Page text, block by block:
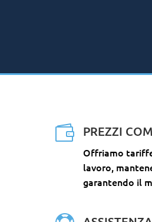
 PREZZI
Offriamo
lavoro,
garantendo il